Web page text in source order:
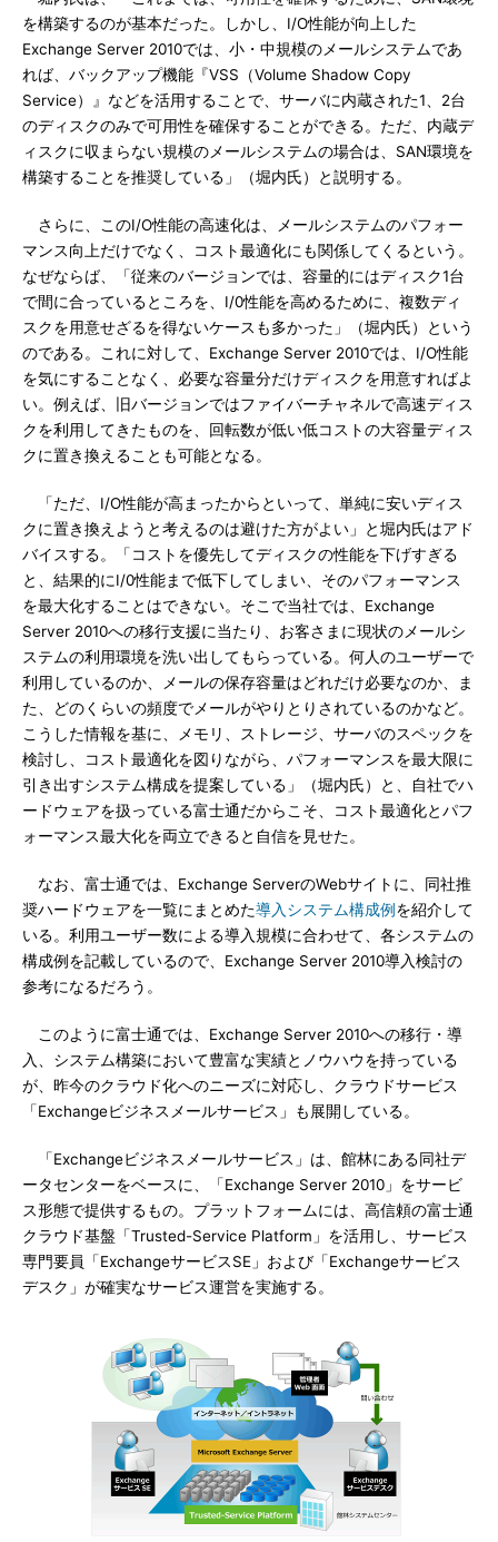
を構築するのが基本だった。しかし、I/O性能が向上した
Exchange Server 2010では、小・中規模のメールシステムであ
れば、バックアップ機能『VSS（Volume Shadow Copy
Service）』などを活用することで、サーバに内蔵された1、2台
のディスクのみで可用性を確保することができる。ただ、内蔵デ
ィスクに収まらない規模のメールシステムの場合は、SAN環境を
構築することを推奨している」（堀内氏）と説明する。
さらに、このI/O性能の高速化は、メールシステムのパフォー
マンス向上だけでなく、コスト最適化にも関係してくるという。
なぜならば、「従来のバージョンでは、容量的にはディスク1台
で間に合っているところを、I/0性能を高めるために、複数ディ
スクを用意せざるを得ないケースも多かった」（堀内氏）という
のである。これに対して、Exchange Server 2010では、I/O性能
を気にすることなく、必要な容量分だけディスクを用意すればよ
い。例えば、旧バージョンではファイバーチャネルで高速ディス
クを利用してきたものを、回転数が低い低コストの大容量ディス
クに置き換えることも可能となる。
「ただ、I/O性能が高まったからといって、単純に安いディス
クに置き換えようと考えるのは避けた方がよい」と堀内氏はアド
バイスする。「コストを優先してディスクの性能を下げすぎる
と、結果的にI/0性能まで低下してしまい、そのパフォーマンス
を最大化することはできない。そこで当社では、Exchange
Server 2010への移行支援に当たり、お客さまに現状のメールシ
ステムの利用環境を洗い出してもらっている。何人のユーザーで
利用しているのか、メールの保存容量はどれだけ必要なのか、ま
た、どのくらいの頻度でメールがやりとりされているのかなど。
こうした情報を基に、メモリ、ストレージ、サーバのスペックを
検討し、コスト最適化を図りながら、パフォーマンスを最大限に
引き出すシステム構成を提案している」（堀内氏）と、自社でハ
ードウェアを扱っている富士通だからこそ、コスト最適化とパフ
ォーマンス最大化を両立できると自信を見せた。
なお、富士通では、Exchange ServerのWebサイトに、同社推
奨ハードウェアを一覧にまとめた導入システム構成例 を紹介して
いる。利用ユーザー数による導入規模に合わせて、各システムの
構成例を記載しているので、Exchange Server 2010導入検討の
参考になるだろう。
このように富士通では、Exchange Server 2010への移行・導
入、システム構築において豊富な実績とノウハウを持っている
が、昨今のクラウド化へのニーズに対応し、クラウドサービス
「Exchangeビジネスメールサービス」も展開している。
「Exchangeビジネスメールサービス」は、館林にある同社デ
ータセンターをベースに、「Exchange Server 2010」をサービ
ス形態で提供するもの。プラットフォームには、高信頼の富士通
クラウド基盤「Trusted-Service Platform」を活用し、サービス
専門要員「ExchangeサービスSE」および「Exchangeサービス
デスク」が確実なサービス運営を実施する。